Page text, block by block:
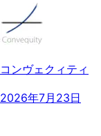
コンヴェクィティ
2026年7月23日